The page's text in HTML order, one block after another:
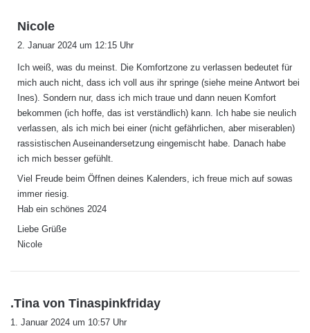
Nicole
t
:
2. Januar 2024 um 12:15 Uhr
Ich weiß, was du meinst. Die Komfortzone zu verlassen bedeutet für
mich auch nicht, dass ich voll aus ihr springe (siehe meine Antwort bei
Ines). Sondern nur, dass ich mich traue und dann neuen Komfort
bekommen (ich hoffe, das ist verständlich) kann. Ich habe sie neulich
verlassen, als ich mich bei einer (nicht gefährlichen, aber miserablen)
rassistischen Auseinandersetzung eingemischt habe. Danach habe
ich mich besser gefühlt.
Viel Freude beim Öffnen deines Kalenders, ich freue mich auf sowas
immer riesig.
Hab ein schönes 2024
Liebe Grüße
Nicole
.Tina von Tinaspinkfriday
1. Januar 2024 um 10:57 Uhr